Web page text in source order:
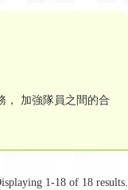
， 加強隊員之間的合
1-18 of 18 results.